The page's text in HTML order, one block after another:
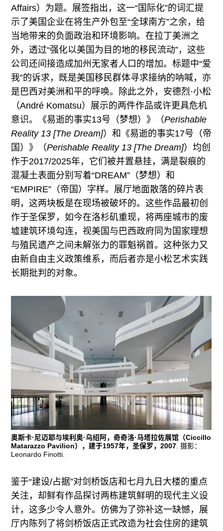
Affairs）为题。展签指出，这一“国际化”的词汇提
示了美国企业在将生产外包至“全球南方”之余，给
当地带来的负面政治和环境影响。在拉丁美洲之
外，透过“强化以美国为目的地的移民流动”，这些
公司还间接造成加州无家者人口的增加。标题中“爱
我”的诉求，既是美国移民群体寻求接纳的呐喊，亦
是巴西对美洲和平的呼唤。除此之外，安德烈·小松
（André Komatsu）展示的两件作品或许更具危机
意识。《易逝的事实13号（梦想）》（Perishable
Reality 13 [The Dream]）和《易逝的事实17号（帝
国）》（Perishable Reality 13 [The Dream]）均创
作于2017/2025年，它们被并置悬挂，满是裂痕的
混凝土表面分别写着“DREAM”（梦想）和
“EMPIRE”（帝国）字样。展厅地面散落的碎片表
明，这两块板是在现场被破坏的。这些作品最初创
作于圣保罗，如今在洛杉矶重现，将两座城市的废
墟建筑环境勾连，视美国与巴西政府同为国家理想
与殖民遗产之间未解张力的罪魁祸首。这种张力又
由新自由主义政策维系，而后者亦是小松艺术实践
长期批判的对象。
奥斯卡·尼迈耶与埃利奥·乌绍阿，奇奇洛·马塔拉佐展馆（Ciccillo
Matarazzo Pavilion），建于1957年，圣保罗，2007 . 摄影：
Leonardo Finotti.
鉴于“建设/占据”对剑桥饭店和七月九日大楼的重点
关注，却鲜有作品探讨两栋建筑鲜明的现代主义设
计，这多少令人意外。仿佛为了弥补这一缺憾，展
厅内陈列了将剑桥饭店正式改造为社会住房的建筑